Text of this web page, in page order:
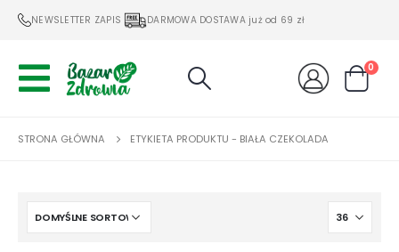
NEWSLETTER ZAPIS DARMOWA DOSTAWA już od 69 zł
0
STRONA GŁÓWNA ETYKIETA PRODUKTU - BIAŁA CZEKOLADA